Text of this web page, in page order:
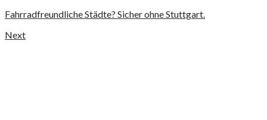
Fahrradfreundliche Städte? Sicher ohne Stuttgart.
Next